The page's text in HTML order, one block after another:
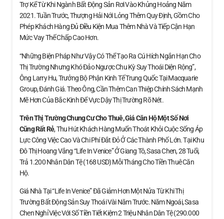
Trợ Kể Từ Khi Ngành Bất Động Sản Rơi Vào Khủng Hoảng Năm
2021. Tuần Trước, Thượng Hải Nới Lỏng Thêm Quy Định, Gồm Cho
Phép Khách Hàng Đủ Điều Kiện Mua Thêm Nhà Và Tiếp Cận Hạn
Mức Vay Thế Chấp Cao Hơn.
“Những Biện Pháp Như Vậy Có Thể Tạo Ra Cú Hích Ngắn Hạn Cho
Thị Trường Nhưng Khó Đảo Ngược Chu Kỳ Suy Thoái Diện Rộng”,
Ông Larry Hu, Trưởng Bộ Phận Kinh Tế Trung Quốc Tại Macquarie
Group, Đánh Giá. Theo Ông, Cần Thêm Can Thiệp Chính Sách Mạnh
Mẽ Hơn Của Bắc Kinh Để Vực Dậy Thị Trường Rõ Nét.
Trên Thị Trường Chung Cư Cho Thuê, Giá Căn HộMột Số Nơi
Cũng Rất Rẻ, Thu Hút Khách Hàng Muốn Thoát Khỏi Cuộc Sống Áp
Lực Công Việc Cao Và Chi Phí Đắt Đỏ Ở Các Thành Phố Lớn. Tại Khu
Đô Thị Hoang Vắng “Life In Venice” Ở Giang Tô, Sasa Chen, 28 Tuổi,
Trả 1.200 Nhân Dân Tệ (168 USD) Mỗi Tháng Cho Tiền Thuê Căn
Hộ.
Giá Nhà Tại “Life In Venice” Đã Giảm Hơn Một Nửa Từ Khi Thị
Trường Bất Động Sản Suy Thoái Vài Năm Trước. Năm Ngoái, Sasa
Chen Nghỉ Việc Với Số Tiền Tiết Kiệm 2 Triệu Nhân Dân Tệ (290.000